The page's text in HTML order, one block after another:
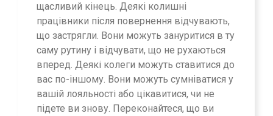
щасливий кінець. Деякі колишні
працівники після повернення відчувають,
що застрягли. Вони можуть зануритися в ту
саму рутину і відчувати, що не рухаються
вперед. Деякі колеги можуть ставитися до
вас по-іншому. Вони можуть сумніватися у
вашій лояльності або цікавитися, чи не
підете ви знову. Переконайтеся, що ви